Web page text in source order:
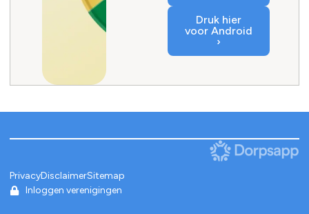
Druk hier
voor Android
›
PrivacyDisclaimerSitemap
Inloggen verenigingen